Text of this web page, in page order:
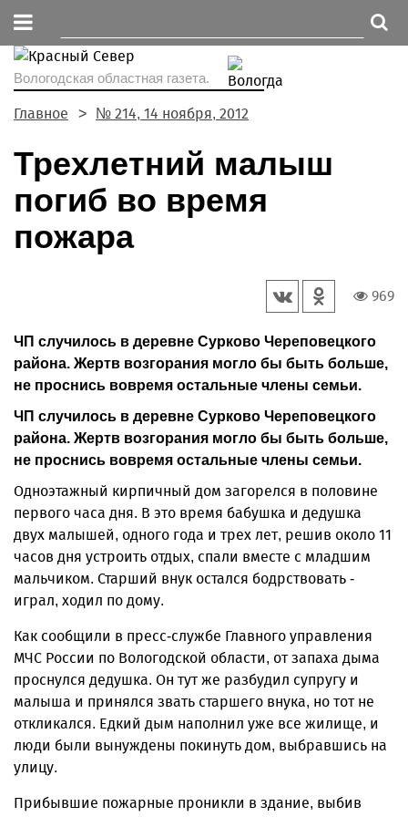
Вологодская областная газета.
Главное № 214, 14 ноября, 2012
Трехлетний малыш
погиб во время
пожара
969
ЧП случилось в деревне Сурково Череповецкого
района. Жертв возгорания могло бы быть больше,
не проснись вовремя остальные члены семьи.
ЧП случилось в деревне Сурково Череповецкого
района. Жертв возгорания могло бы быть больше,
не проснись вовремя остальные члены семьи.
Одноэтажный кирпичный дом загорелся в половине
первого часа дня. В это время бабушка и дедушка
двух малышей, одного года и трех лет, решив около 11
часов дня устроить отдых, спали вместе с младшим
мальчиком. Старший внук остался бодрствовать -
играл, ходил по дому.
Как сообщили в пресс-службе Главного управления
МЧС России по Вологодской области, от запаха дыма
проснулся дедушка. Он тут же разбудил супругу и
малыша и принялся звать старшего внука, но тот не
откликался. Едкий дым наполнил уже все жилище, и
люди были вынуждены покинуть дом, выбравшись на
улицу.
Прибывшие пожарные проникли в здание, выбив